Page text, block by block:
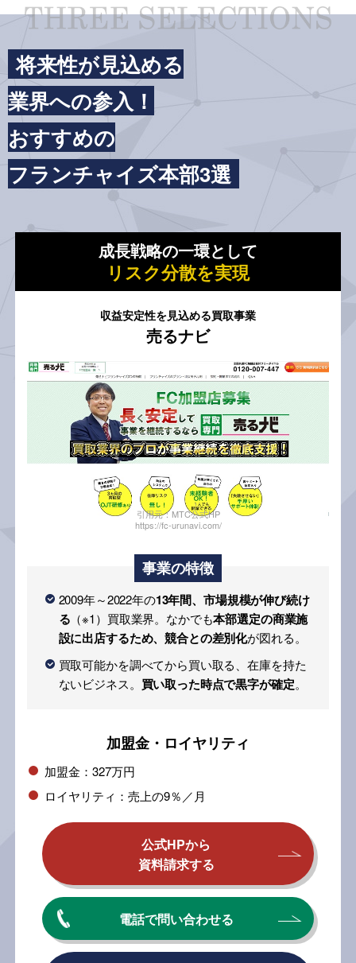
将来性が見込める
業界への参入！
おすすめの
フランチャイズ本部3選
成長戦略の一環として
リスク分散を実現
収益安定性を見込める買取事業
売るナビ
引用元：MTC公式HP
https://fc-urunavi.com/
事業の特徴
2009年～2022年の13年間、市場規模が伸び続け
る （※1）買取業界。なかでも本部選定の商業施
設に出店するため、競合との差別化が図れる。
買取可能かを調べてから買い取る、在庫を持た
ないビジネス。 買い取った時点で黒字が確定。
加盟金・ロイヤリティ
加盟金：327万円
ロイヤリティ：売上の9％／月
公式HPから
資料請求する
電話で問い合わせる